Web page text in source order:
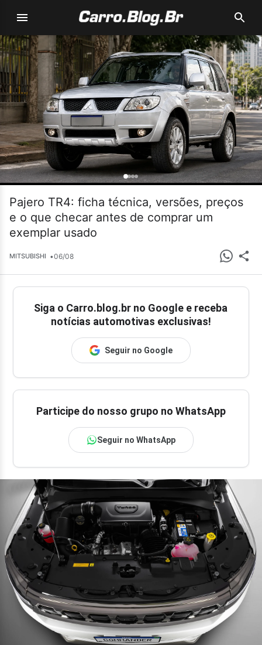
Pajero TR4: ficha técnica, versões, preços
e o que checar antes de comprar um
exemplar usado
MITSUBISHI •06/08
Siga o Carro.blog.br no Google e receba
notícias automotivas exclusivas!
Seguir no Google
Participe do nosso grupo no WhatsApp
Seguir no WhatsApp